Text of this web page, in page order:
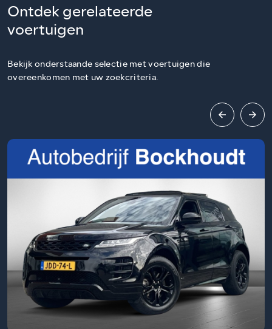
Ontdek gerelateerde
voertuigen
Bekijk onderstaande selectie met voertuigen die
overeenkomen met uw zoekcriteria.